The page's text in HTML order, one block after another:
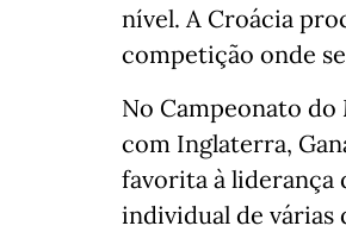
nível. A Croácia
competição onde
No Campeonato
com Inglaterra,
favorita à liderança
individual de várias